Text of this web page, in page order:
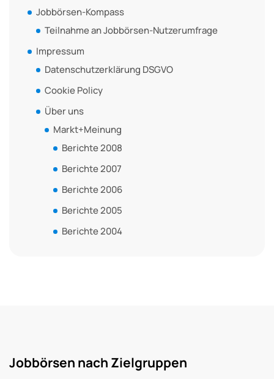
Jobbörsen-Kompass
Teilnahme an Jobbörsen-Nutzerumfrage
Impressum
Datenschutzerklärung DSGVO
Cookie Policy
Über uns
Markt+Meinung
Berichte 2008
Berichte 2007
Berichte 2006
Berichte 2005
Berichte 2004
Jobbörsen nach Zielgruppen